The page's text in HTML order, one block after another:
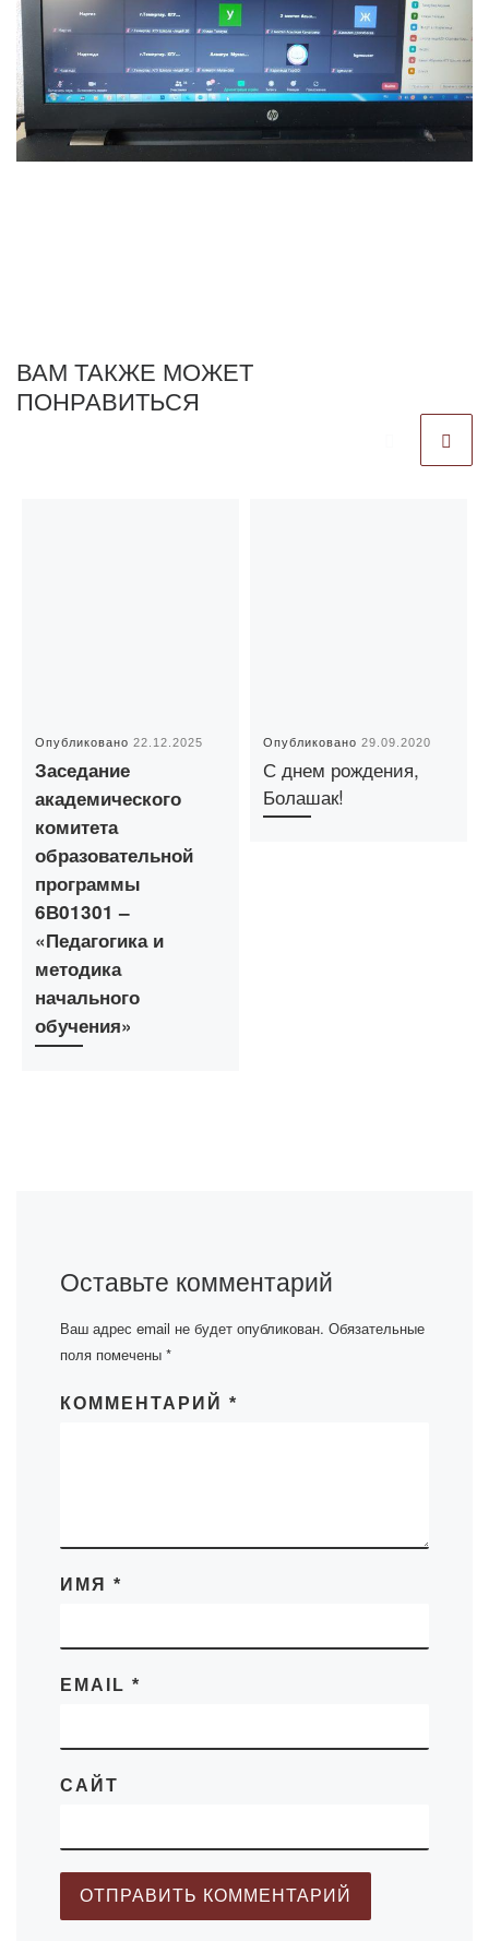
ВАМ ТАКЖЕ МОЖЕТ
ПОНРАВИТЬСЯ
Опубликовано22.12.2025
Заседание
академического
комитета
образовательной
программы
6В01301 –
«Педагогика и
методика
начального
обучения»
Опубликовано29.09.2020
С днем рождения,
Болашак!
Оставьте комментарий
Ваш адрес email не будет опубликован. Обязательные
поля помечены *
КОММЕНТАРИЙ *
ИМЯ *
EMAIL *
САЙТ